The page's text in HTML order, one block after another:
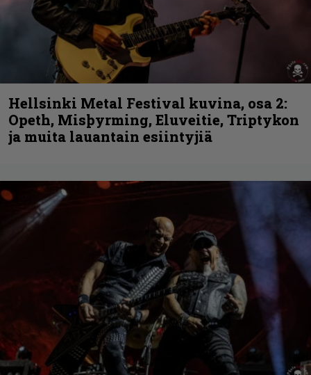
Hellsinki Metal Festival kuvina, osa 2:
Opeth, Misþyrming, Eluveitie, Triptykon
ja muita lauantain esiintyjiä